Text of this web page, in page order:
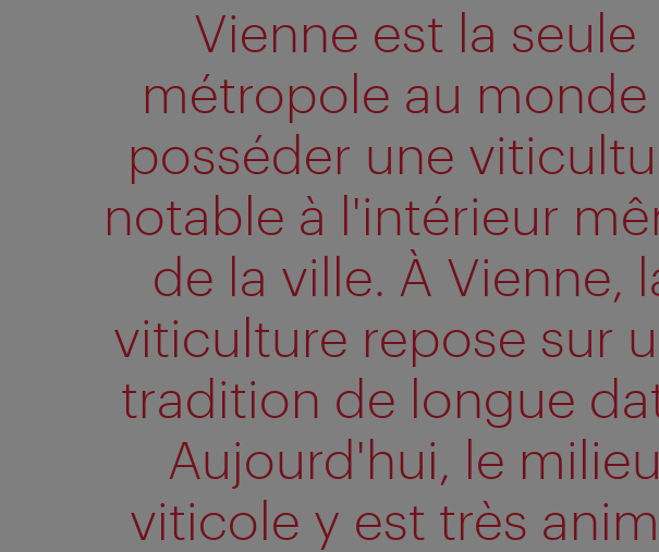
Vienne est la seule
métropole au monde
posséder une
notable à l'intérieur
de la ville. À Vienne,
viticulture repose sur
tradition de longue
Aujourd'hui, le
viticole y est très